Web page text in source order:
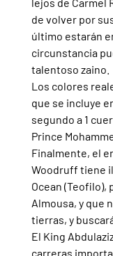
de volver por
último estarán
circunstancia
talentoso zaino.
Los colores
que se incluye
segundo a 1
Prince
Finalmente, el
Woodruff tiene
Ocean (Teofilo),
Almousa, y que
tierras, y
El King
carreras